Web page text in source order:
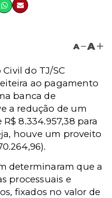
A A
Civil do TJ/SC
ao pagamento
banca de
a redução de um
8.334.957,38 para
houve um proveito
determinaram que a
processuais e
fixados no valor de